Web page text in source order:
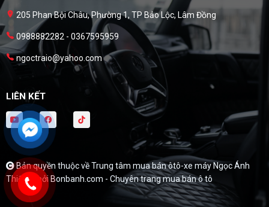
205 Phan Bội Châu, Phường 1, TP Bảo Lộc, Lâm Đồng
0988882282 - 0367595959
ngoctraio@yahoo.com
LIÊN KẾT
Bản quyền thuộc về Trung tâm mua bán ôtô-xe máy Ngọc Ánh
Thiết kế bởi Bonbanh.com - Chuyên trang mua bán ô tô